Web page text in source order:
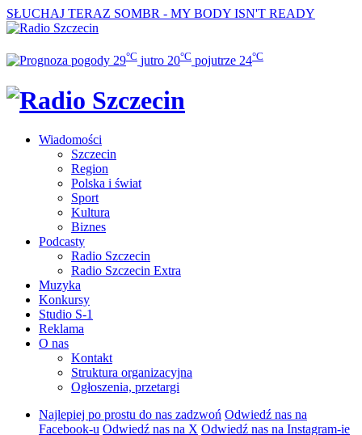
SŁUCHAJ TERAZ SOMBR - MY BODY ISN'T READY
29°C jutro 20°C pojutrze 24°C
Wiadomości
Szczecin
Region
Polska i świat
Sport
Kultura
Biznes
Podcasty
Radio Szczecin
Radio Szczecin Extra
Muzyka
Konkursy
Studio S-1
Reklama
O nas
Kontakt
Struktura organizacyjna
Ogłoszenia, przetargi
Najlepiej po prostu do nas zadzwoń Odwiedź nas na
Facebook-u Odwiedź nas na X Odwiedź nas na Instagram-ie